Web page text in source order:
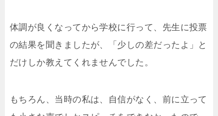
体調が良くなってから学校に行って、先生に投票
の結果を聞きましたが、「少しの差だったよ」と
だけしか教えてくれませんでした。
もちろん、当時の私は、自信がなく、前に立って